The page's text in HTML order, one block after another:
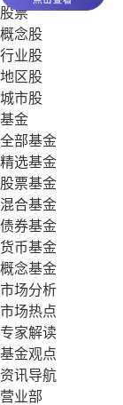
股票
概念股
行业股
地区股
城市股
基金
全部基金
精选基金
股票基金
混合基金
债券基金
货币基金
概念基金
市场分析
市场热点
专家解读
基金观点
资讯导航
营业部